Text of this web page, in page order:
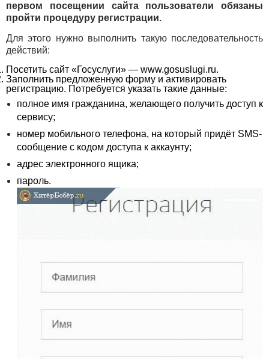
первом посещении сайта пользователи обязаны
пройти процедуру регистрации.
Для этого нужно выполнить такую последовательность
действий:
Посетить сайт «Госуслуги» — www.gosuslugi.ru.
Заполнить предложенную форму и активировать
регистрацию. Потребуется указать такие данные:
полное имя гражданина, желающего получить доступ к
сервису;
номер мобильного телефона, на который придёт SMS-
сообщение с кодом доступа к аккаунту;
адрес электронного ящика;
пароль.